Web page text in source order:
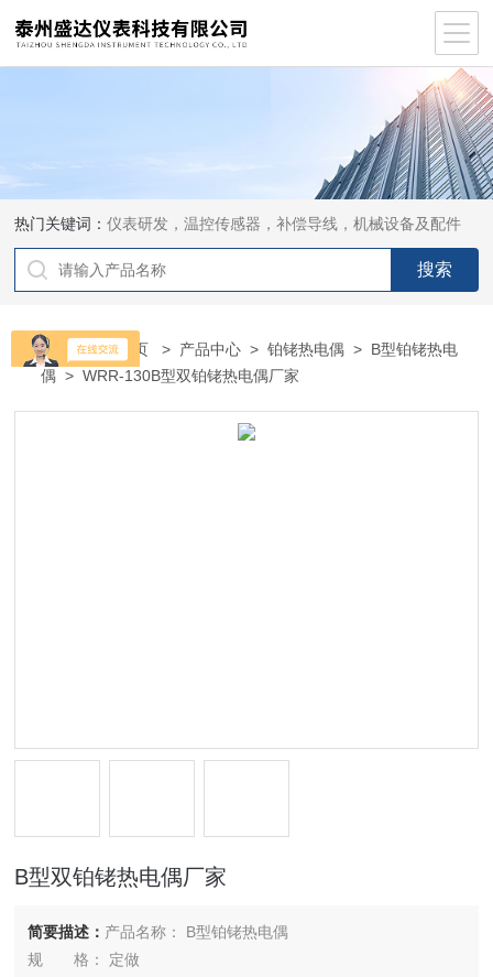
热门关键词：仪表研发，温控传感器，补偿导线，机械设备及配件
当前位置：首页 > 产品中心 >铂铑热电偶 > B型铂铑热电
偶 > WRR-130B型双铂铑热电偶厂家
B型双铂铑热电偶厂家
简要描述： 产品名称： B型铂铑热电偶
规 格： 定做